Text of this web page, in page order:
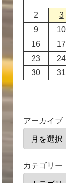
2
3
9
10
16
17
23
24
30
31
アーカイブ
カテゴリー